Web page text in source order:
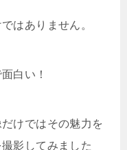
はありません。
白い！
けではその魅力を
撮影してみました